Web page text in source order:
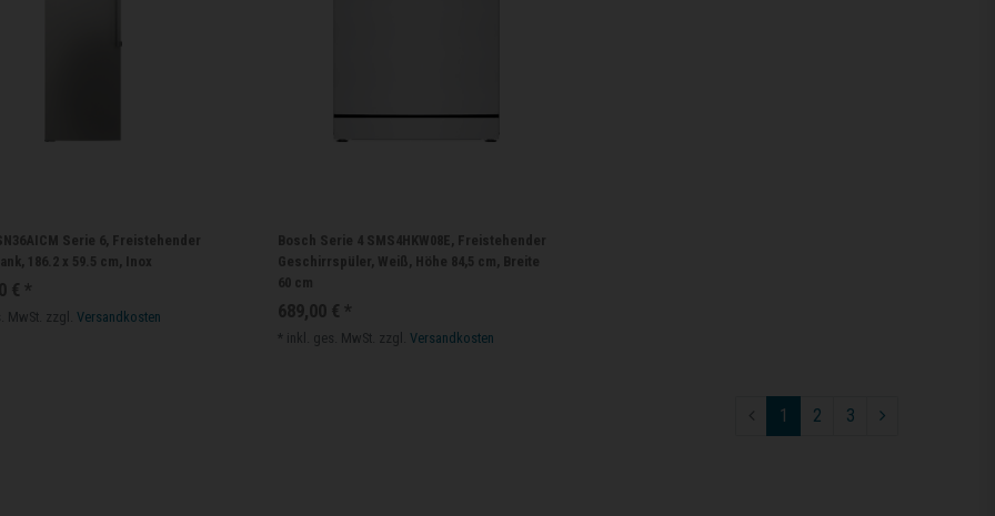
Serie 6, Freistehender
186.2 x 59.5 cm, Inox
€ *
MwSt. zzgl.Versandkosten
Bosch Serie 4 SMS4HKW08E, Freistehender
Geschirrspüler, Weiß, Höhe 84,5 cm, Breite
60 cm
689,00 € *
* inkl. ges. MwSt. zzgl.Versandkosten
1 2 3